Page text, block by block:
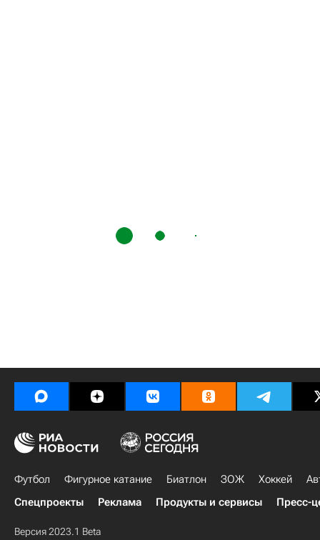
Футбол Фигурное катание Биатлон ЗОЖ Хоккей
Спецпроекты
Реклама Продукты и сервисы Пресс-
Версия 2023.1 Beta